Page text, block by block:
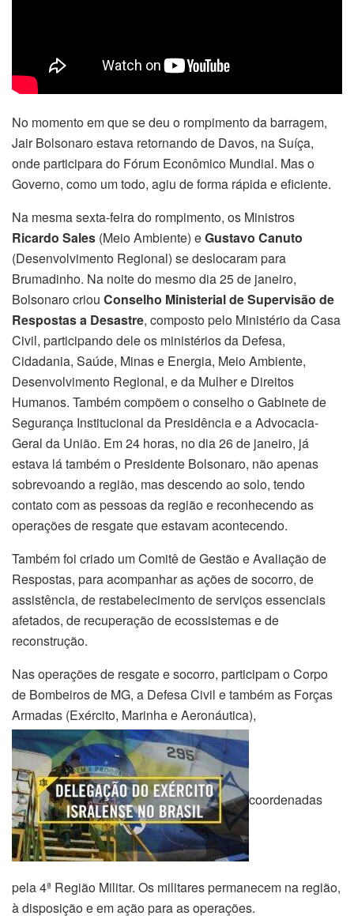
No momento em que se deu o rompimento da barragem,
Jair Bolsonaro estava retornando de Davos, na Suíça,
onde participara do Fórum Econômico Mundial. Mas o
Governo, como um todo, agiu de forma rápida e eficiente.
Na mesma sexta-feira do rompimento, os Ministros
Ricardo Sales (Meio Ambiente) eGustavo Canuto
(Desenvolvimento Regional) se deslocaram para
Brumadinho. Na noite do mesmo dia 25 de janeiro,
Bolsonaro criou Conselho Ministerial de Supervisão de
Respostas a Desastre, composto pelo Ministério da Casa
Civil, participando dele os ministérios da Defesa,
Cidadania, Saúde, Minas e Energia, Meio Ambiente,
Desenvolvimento Regional, e da Mulher e Direitos
Humanos. Também compõem o conselho o Gabinete de
Segurança Institucional da Presidência e a Advocacia-
Geral da União. Em 24 horas, no dia 26 de janeiro, já
estava lá também o Presidente Bolsonaro, não apenas
sobrevoando a região, mas descendo ao solo, tendo
contato com as pessoas da região e reconhecendo as
operações de resgate que estavam acontecendo.
Também foi criado um Comitê de Gestão e Avaliação de
Respostas, para acompanhar as ações de socorro, de
assistência, de restabelecimento de serviços essenciais
afetados, de recuperação de ecossistemas e de
reconstrução.
Nas operações de resgate e socorro, participam o Corpo
de Bombeiros de MG, a Defesa Civil e também as Forças
Armadas (Exército, Marinha e Aeronáutica),
coordenadas
pela 4ª Região Militar. Os militares permanecem na região,
à disposição e em ação para as operações.